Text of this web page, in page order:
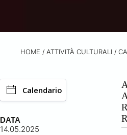
HOME / ATTIVITÀ CULTURALI /
Calendario
DATA
14.05.2025